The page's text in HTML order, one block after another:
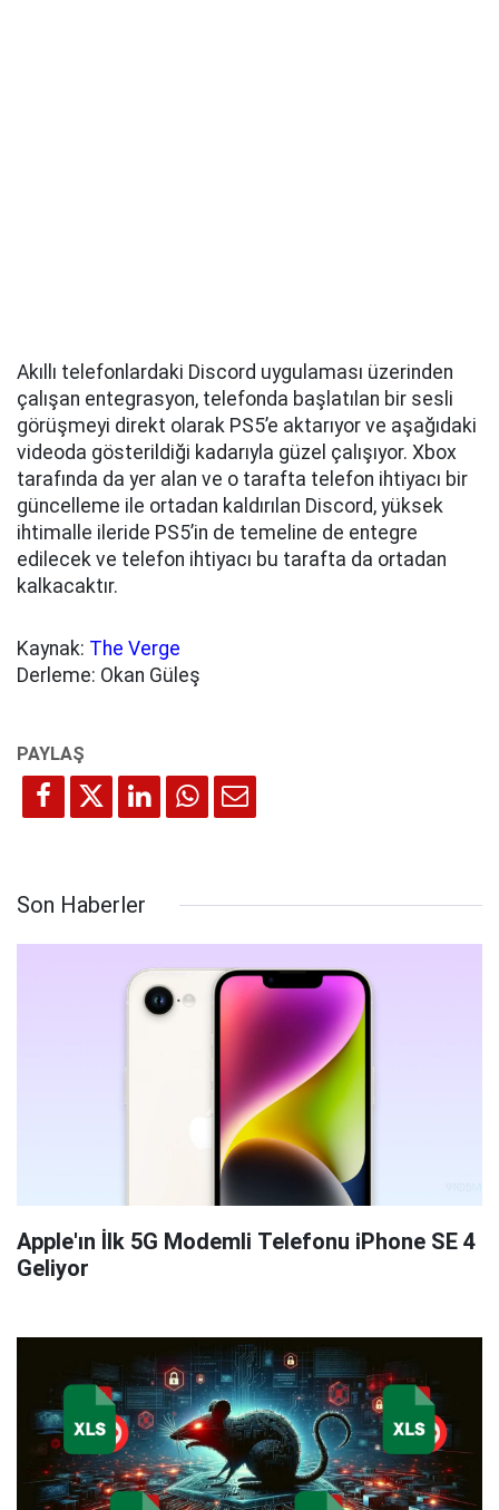
Akıllı telefonlardaki Discord uygulaması üzerinden
çalışan entegrasyon, telefonda başlatılan bir sesli
görüşmeyi direkt olarak PS5’e aktarıyor ve aşağıdaki
videoda gösterildiği kadarıyla güzel çalışıyor. Xbox
tarafında da yer alan ve o tarafta telefon ihtiyacı bir
güncelleme ile ortadan kaldırılan Discord, yüksek
ihtimalle ileride PS5’in de temeline de entegre
edilecek ve telefon ihtiyacı bu tarafta da ortadan
kalkacaktır.
Kaynak: The Verge
Derleme: Okan Güleş
Son Haberler
Apple'ın İlk 5G Modemli Telefonu iPhone SE 4
Geliyor